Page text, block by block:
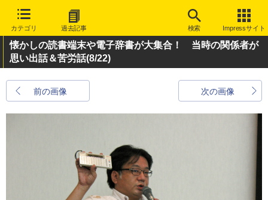
カテゴリ 過去記事 検索 Impressサイト
懐かしの読書端末や電子辞書が大集合！ 当時の関係者が
思い出話＆苦労話(8/22)
前の画像 次の画像